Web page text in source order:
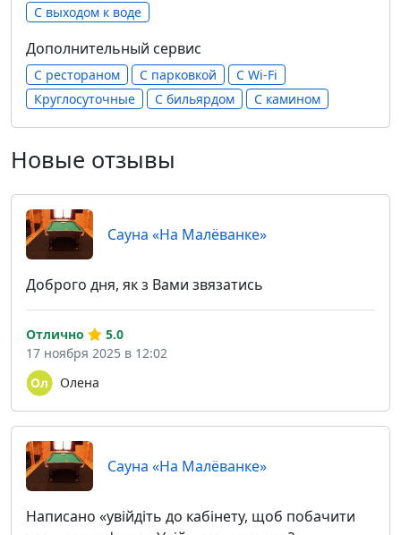
С выходом к воде
Дополнительный сервис
С рестораном С парковкой
С Wi-Fi
Круглосуточные
С бильярдом С камином
Новые отзывы
Сауна «На Малёванке»
Доброго дня, як з Вами звязатись
Олена
Отлично
5.0
17 ноября 2025 в 12:02
Сауна «На Малёванке»
Написано «увійдіть до кабінету, щоб побачити